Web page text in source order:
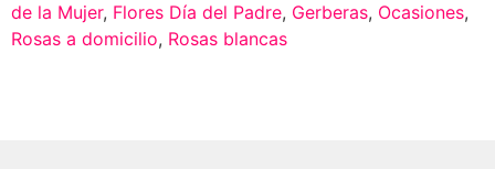
de la Mujer, Flores Día del Padre, Gerberas, Ocasiones,
Rosas a domicilio, Rosas blancas